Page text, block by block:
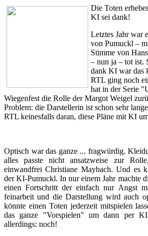
Die Toten
KI sei dank!
Letztes Jahr war
von Pumuckl –
Stimme von
– nun ja – tot ist.
dank KI war das
RTL ging noch
hat in der Serie
Wiegenfest die Rolle der Margot Weigel
Problem: die Darstellerin ist schon sehr
RTL keinesfalls daran, diese Pläne mit KI
Optisch war das ganze ... fragwürdig.
alles passte nicht ansatzweise zur
einwandfrei Christiane Maybach. Und es
der KI-Pumuckl. In nur einem Jahr machte
einen Fortschritt der einfach nur Angst
feinarbeit und die Darstellung wird auch
könnte einen Toten jederzeit mitspielen
das ganze "Vorspielen" um dann per
allerdings: noch!